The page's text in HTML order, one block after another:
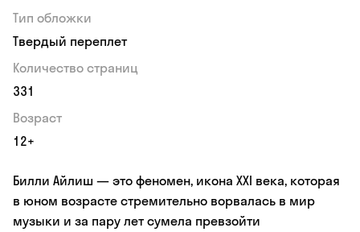
Тип обложки
Твердый переплет
Количество страниц
331
Возраст
12+
Билли Айлиш — это феномен, икона XXI века, которая
в юном возрасте стремительно ворвалась в мир
музыки и за пару лет сумела превзойти